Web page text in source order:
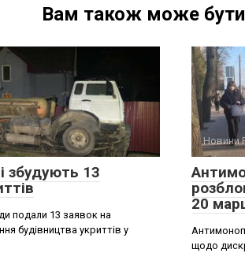
Вам також може бути
збудують 13
подали 13 заявок на
будівництва укриттів у
Новини
20
щодо